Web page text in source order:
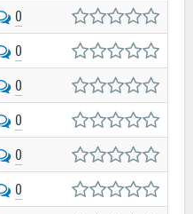
0
0
0
0
0
0